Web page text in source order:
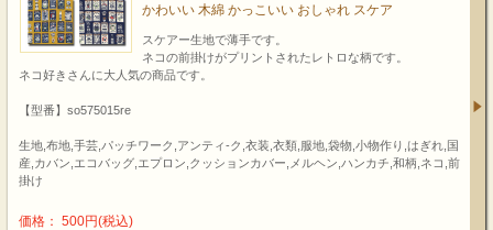
かわいい 木綿 かっこいい おしゃれ スケア
スケアー生地で薄手です。
ネコの前掛けがプリントされたレトロな柄です。
ネコ好きさんに大人気の商品です。
【型番】so575015re
生地,布地,手芸,パッチワーク,アンティ-ク,衣装,衣類,服地,袋物,小物作り,はぎれ,国
産,カバン,エコバッグ,エプロン,クッションカバー,メルヘン,ハンカチ,和柄,ネコ,前
掛け
価格： 500円(税込)